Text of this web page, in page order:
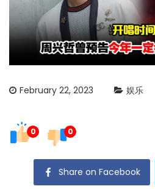
February 22, 2023 娱乐
0 0
Share on Facebook